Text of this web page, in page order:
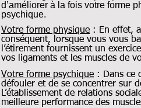
d’améliorer à la fois votre forme
psychique.
Votre forme physique : En effet,
conséquent, lorsque vous vous
l’étirement fournissent un
vos ligaments et les muscles de
Votre forme psychique : Dans ce
défouler et de se concentrer sur
L’établissement de relations
meilleure performance des